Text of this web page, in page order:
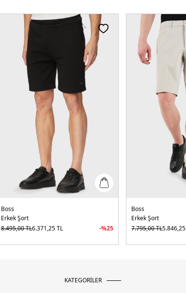
Boss
Erkek Şort
8.495,00TL6.371,25TL -%25
Boss
Erkek Şort
7.795,00TL5.846,25
KATEGORİLER